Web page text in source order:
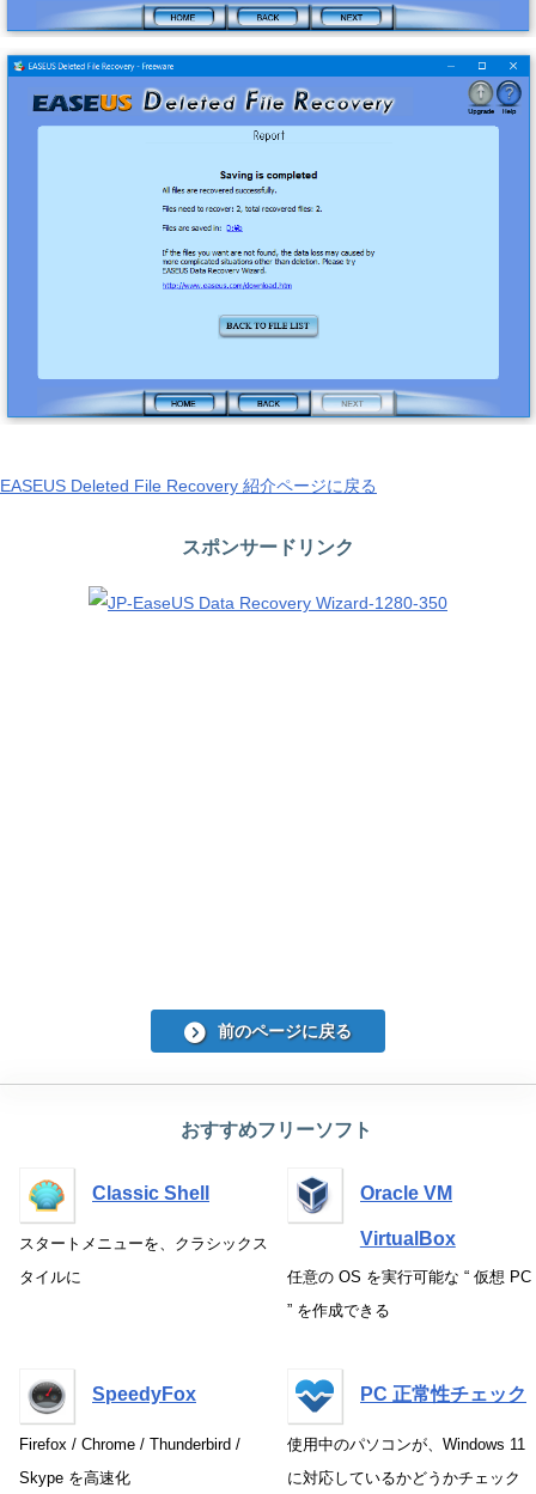
EASEUS Deleted File Recovery 紹介ページに戻る
スポンサードリンク
前のページに戻る
おすすめフリーソフト
Classic Shell
スタートメニューを、クラシックス
タイルに
Oracle VM
VirtualBox
任意の OS を実行可能な “ 仮想 PC
” を作成できる
SpeedyFox
Firefox / Chrome / Thunderbird /
Skype を高速化
PC 正常性チェック
使用中のパソコンが、Windows 11
に対応しているかどうかチェック